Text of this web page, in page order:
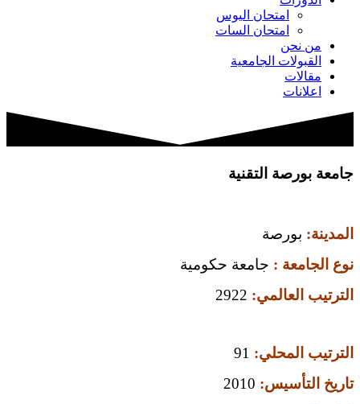
امتحان اليوس
امتحان السات
من نحن
القبولات الجامعية
مقالات
اعلانات
جامعة بورصة التقنية
المدينة: بورصة
نوع الجامعة : جامعة حكومية
الترتيب العالمي: 2922
الترتيب المحلي:
تاريخ التأسيس: